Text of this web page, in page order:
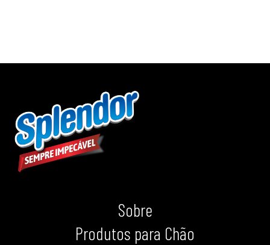
Sobre
Produtos para Chão